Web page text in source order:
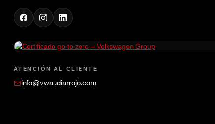
ATENCIÓN AL CLIENTE
info@vwaudiarrojo.com